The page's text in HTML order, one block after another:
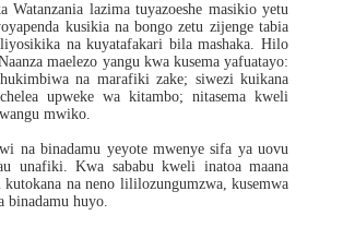
Watanzania lazima tuyazoeshe masikio yetu
kusikia na bongo zetu zijenge tabia
na kuyatafakari bila mashaka. Hilo
maelezo yangu kwa kusema yafuatayo:
na marafiki zake; siwezi kuikana
upweke wa kitambo; nitasema kweli
mwiko.
na binadamu yeyote mwenye sifa ya uovu
unafiki. Kwa sababu kweli inatoa maana
kutokana na neno lililozungumzwa, kusemwa
binadamu huyo.